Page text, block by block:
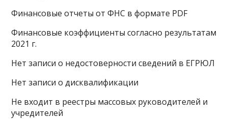
Финансовые отчеты от ФНС в формате PDF
Финансовые коэффициенты согласно результатам
2021 г.
Нет записи о недостоверности сведений в ЕГРЮЛ
Нет записи о дисквалификации
Не входит в реестры массовых руководителей и
учредителей